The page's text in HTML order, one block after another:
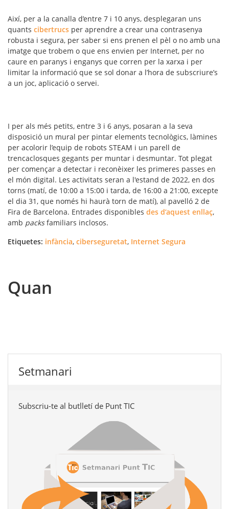
Així, per a la canalla d’entre 7 i 10 anys, desplegaran uns
quants cibertrucs per aprendre a crear una contrasenya
robusta i segura, per saber si ens prenen el pèl o no amb una
imatge que trobem o que ens envien per Internet, per no
caure en paranys i enganys que corren per la xarxa i per
limitar la informació que se sol donar a l’hora de subscriure’s
a un joc, aplicació o servei.
I per als més petits, entre 3 i 6 anys, posaran a la seva
disposició un mural per pintar elements tecnològics, làmines
per acolorir l’equip de robots STEAM i un parell de
trencaclosques gegants per muntar i desmuntar. Tot plegat
per començar a detectar i reconèixer les primeres passes en
el món digital. Les activitats seran a l'estand de 2022, en dos
torns (matí, de 10:00 a 15:00 i tarda, de 16:00 a 21:00, excepte
el dia 31, que només hi haurà torn de matí), al pavelló 2 de
Fira de Barcelona. Entrades disponibles des d’aquest enllaç,
amb packsfamiliars inclosos.
Etiquetes: infància, ciberseguretat, Internet Segura
Quan
Setmanari
Subscriu-te al butlletí de Punt TIC